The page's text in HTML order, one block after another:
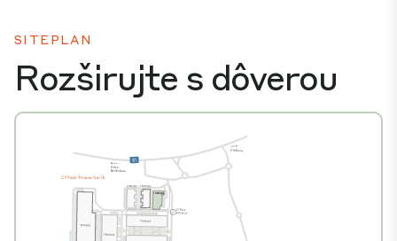
SITEPLAN
Rozširujte s dôverou